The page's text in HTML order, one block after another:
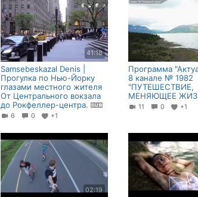
41:18
Samsebeskazal Denis |
Прогулка по Нью-Йорку
глазами местного жителя
От Центрального вокзала
до Рокфеллер-центра.
6 0 +1
Программа
8 канале № 1982
"ПУТЕШЕСТВИЕ,
МЕНЯЮЩЕЕ
11 0 +1
02:19